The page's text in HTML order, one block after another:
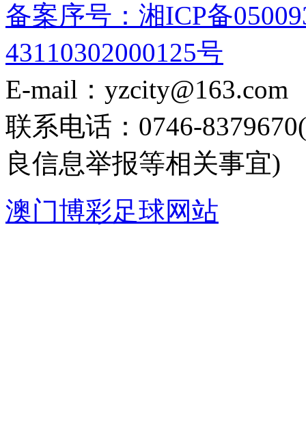
备案序号：湘ICP备
43110302000125号
E-mail：yzcity@163.com
联系电话：0746-
良信息举报等相关事宜)
澳门博彩足球网站